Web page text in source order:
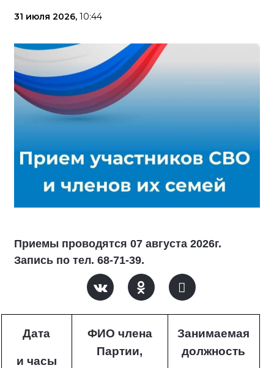
31 июля 2026, 10:44
Приемы проводятся 07 августа 2026г.
Запись по тел. 68-71-39.
Дата
и часы
ФИО члена
Партии,
Занимаемая
должность